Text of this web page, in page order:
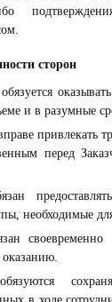
сторон
и в разумные
привлекать
перед
необходимые
оказанию.